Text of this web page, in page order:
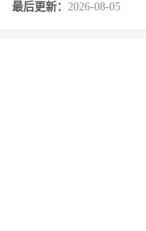
最后更新： 2026-08-05